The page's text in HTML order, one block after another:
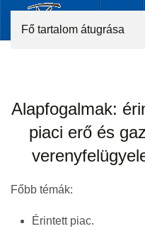
Fő tartalom átugrása
Alapfogalmak:
piaci erő és
Főbb témák:
Érintett piac.